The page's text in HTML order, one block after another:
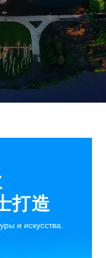
打造
и искусства.